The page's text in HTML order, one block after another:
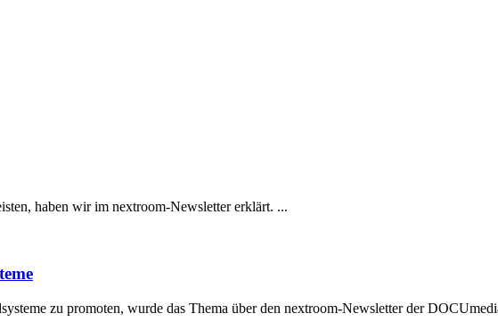
haben wir im nextroom-Newsletter erklärt. ...
zu promoten, wurde das Thema über den nextroom-Newsletter der